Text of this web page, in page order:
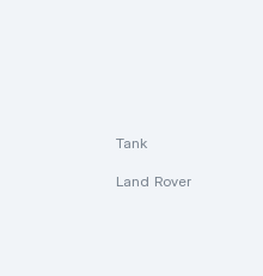
Tank
Land Rover